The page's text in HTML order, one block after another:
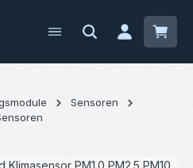
Sensoren